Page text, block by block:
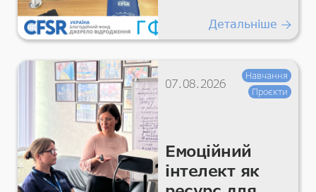
покращень
важливих
умов та
Детальніше
07.08.2026
Навчання
Проєкти
Емоційний
інтелект як